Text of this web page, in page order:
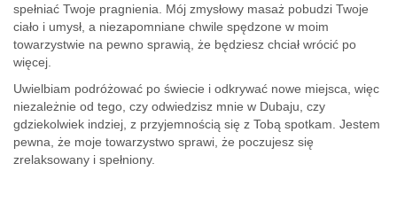
spełniać Twoje pragnienia. Mój zmysłowy masaż pobudzi Twoje
ciało i umysł, a niezapomniane chwile spędzone w moim
towarzystwie na pewno sprawią, że będziesz chciał wrócić po
więcej.
Uwielbiam podróżować po świecie i odkrywać nowe miejsca, więc
niezależnie od tego, czy odwiedzisz mnie w Dubaju, czy
gdziekolwiek indziej, z przyjemnością się z Tobą spotkam. Jestem
pewna, że moje towarzystwo sprawi, że poczujesz się
zrelaksowany i spełniony.